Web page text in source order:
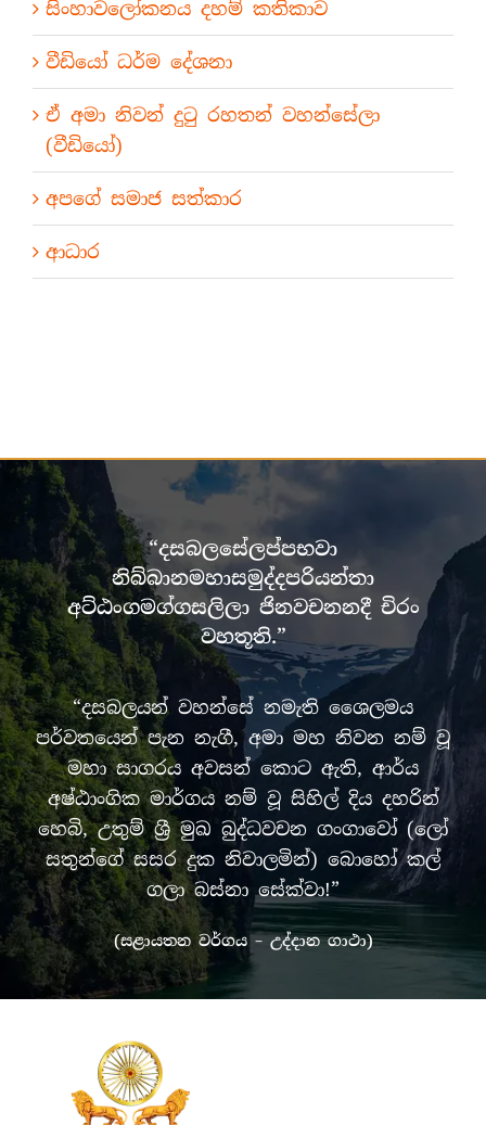
සිංහාවලෝකනය දහම් කතිකාව
වීඩියෝ ධර්ම දේශනා
ඒ අමා නිවන් දුටු රහතන් වහන්සේලා
(වීඩියෝ)
අපගේ සමාජ සත්කාර
ආධාර
“දසබලසේලප්පභවා
නිබ්බානමහාසමුද්දපරියන්තා
අට්ඨංගමග්ගසලිලා ජිනවචනනදී චිරං
වහතූති.”
“දසබලයන් වහන්සේ නමැති ශෛලමය
පර්වතයෙන් පැන නැගී, අමා මහ නිවන නම් වූ
මහා සාගරය අවසන් කොට ඇති, ආර්ය
අෂ්ඨාංගික මාර්ගය නම් වූ සිහිල් දිය දහරින්
හෙබි, උතුම් ශ්‍රී මුඛ බුද්ධවචන ගංගාවෝ (ලෝ
සතුන්ගේ සසර දුක නිවාලමින්) බොහෝ කල්
ගලා බස්නා සේක්වා!”
(සළායතන වර්ගය – උද්දාන ගාථා)